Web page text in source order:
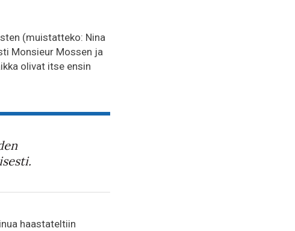
(muistatteko: Nina
Monsieur Mossen ja
olivat itse ensin
haastateltiin